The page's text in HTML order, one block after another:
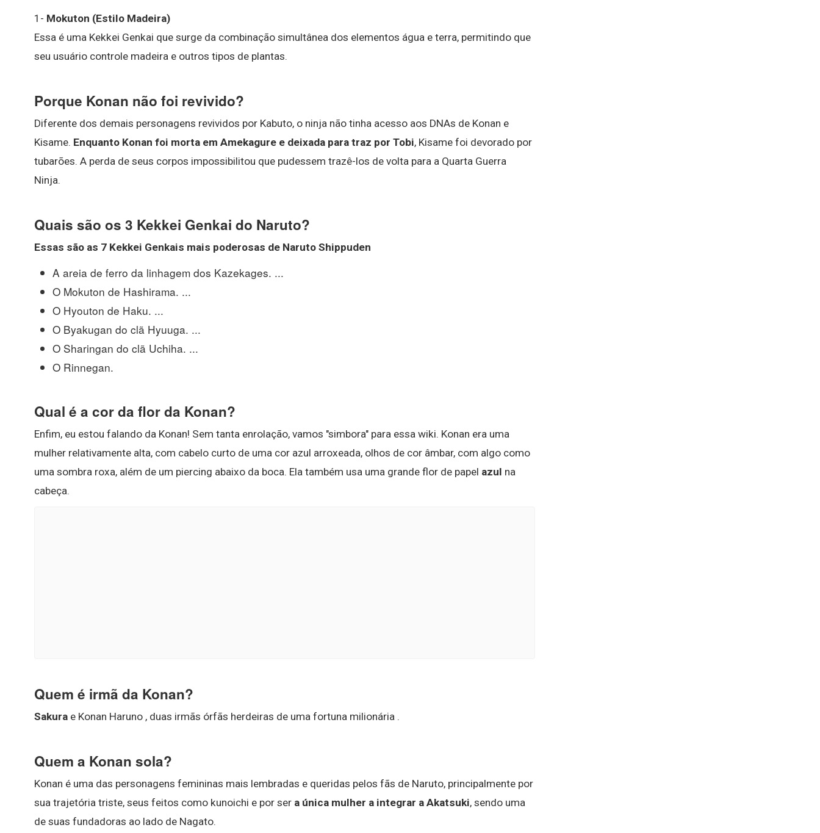
1- Mokuton (Estilo Madeira)
Essa é uma Kekkei Genkai que surge da combinação simultânea dos elementos água e terra, permitindo que
seu usuário controle madeira e outros tipos de plantas.
Porque Konan não foi revivido?
Diferente dos demais personagens revividos por Kabuto, o ninja não tinha acesso aos DNAs de Konan e
Kisame. Enquanto Konan foi morta em Amekagure e deixada para traz por Tobi, Kisame foi devorado por
tubarões. A perda de seus corpos impossibilitou que pudessem trazê-los de volta para a Quarta Guerra
Ninja.
Quais são os 3 Kekkei Genkai do Naruto?
Essas são as 7 Kekkei Genkais mais poderosas de Naruto Shippuden
A areia de ferro da linhagem dos Kazekages. ...
O Mokuton de Hashirama. ...
O Hyouton de Haku. ...
O Byakugan do clã Hyuuga. ...
O Sharingan do clã Uchiha. ...
O Rinnegan.
Qual é a cor da flor da Konan?
Enfim, eu estou falando da Konan! Sem tanta enrolação, vamos "simbora" para essa wiki. Konan era uma
mulher relativamente alta, com cabelo curto de uma cor azul arroxeada, olhos de cor âmbar, com algo como
uma sombra roxa, além de um piercing abaixo da boca. Ela também usa uma grande flor de papel azul na
cabeça.
Quem é irmã da Konan?
Sakura e Konan Haruno , duas irmãs órfãs herdeiras de uma fortuna milionária .
Quem a Konan sola?
Konan é uma das personagens femininas mais lembradas e queridas pelos fãs de Naruto, principalmente por
sua trajetória triste, seus feitos como kunoichi e por ser a única mulher a integrar a Akatsuki, sendo uma
de suas fundadoras ao lado de Nagato.